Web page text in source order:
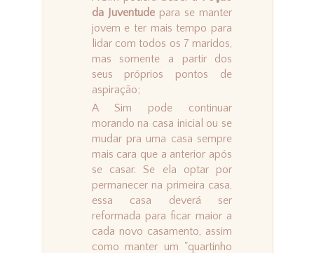
da Juventudepara se manter
jovem e ter mais tempo para
lidar com todos os 7 maridos,
mas somente a partir dos
seus próprios pontos de
aspiração;
A Sim pode continuar
morando na casa inicial ou se
mudar pra uma casa sempre
mais cara que a anterior após
se casar. Se ela optar por
permanecer na primeira casa,
essa casa deverá ser
reformada para ficar maior a
cada novo casamento, assim
como manter um "quartinho